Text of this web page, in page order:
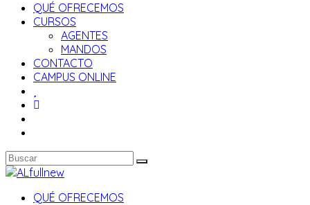
web
QUÉ OFRECEMOS
CURSOS
AGENTES
MANDOS
CONTACTO
CAMPUS ONLINE
QUÉ OFRECEMOS